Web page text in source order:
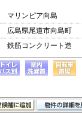
マリンピア向島
広島県尾道市向島町
鉄筋コンクリート造